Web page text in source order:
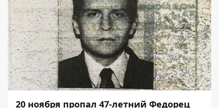
20 ноября пропал 47-летний Федорец